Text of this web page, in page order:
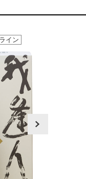
イン
next